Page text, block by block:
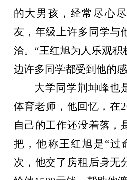
的大男孩，经常尽心
友，年级上许多同学与
洽。“王红旭为人乐观积
边许多同学都受到他的
大学同学荆坤峰也
体育老师，他回忆，在
自己的工作还没着落，
把，他称王红旭是“过
次，他交了房租后身无